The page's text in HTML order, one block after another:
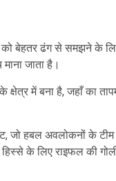
बेहतर ढंग से समझने के
जाता है।
में बना है, जहाँ का
जो हबल अवलोकनों के
के लिए राइफल की